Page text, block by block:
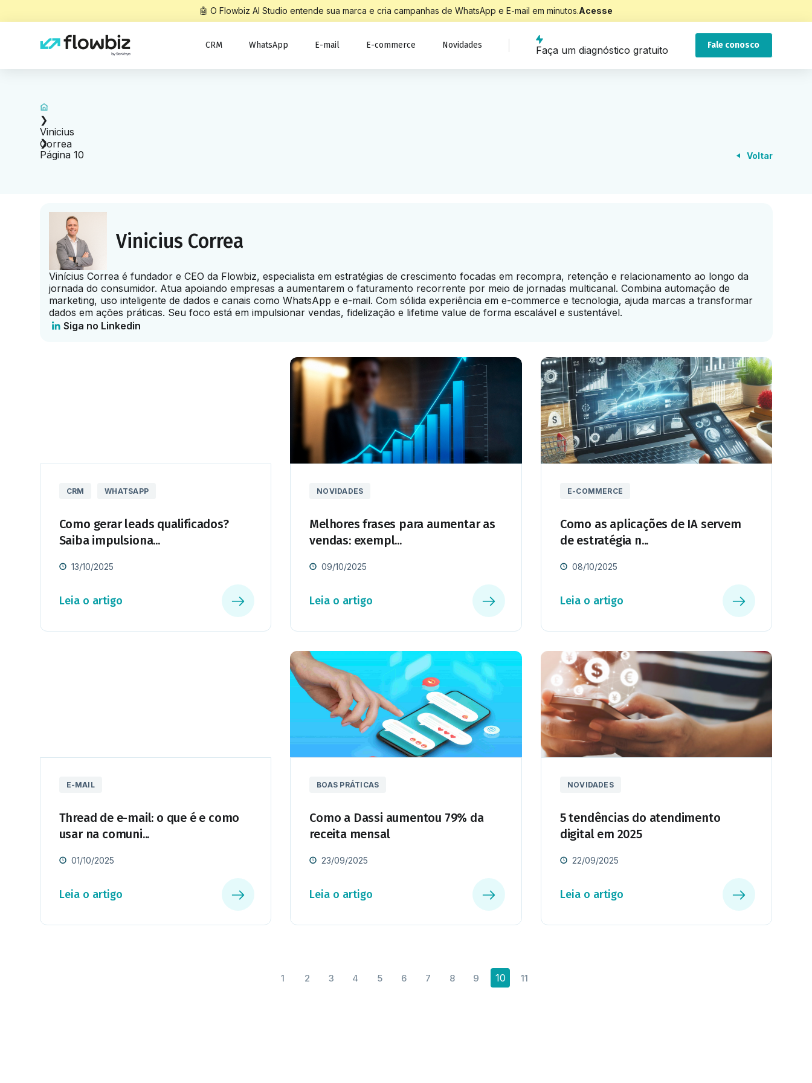
🤖 O Flowbiz AI Studio entende sua marca e cria campanhas de WhatsApp e E-mail em minutos.Acesse
CRM WhatsApp E-mail E-commerce Novidades Faça um diagnóstico gratuito Fale conosco
Início
❯
Vinicius
Correa
❯
Página 10
Voltar
Vinicius Correa
Vinícius Correa é fundador e CEO da Flowbiz, especialista em estratégias de crescimento focadas em recompra, retenção e relacionamento ao longo da
jornada do consumidor. Atua apoiando empresas a aumentarem o faturamento recorrente por meio de jornadas multicanal. Combina automação de
marketing, uso inteligente de dados e canais como WhatsApp e e-mail. Com sólida experiência em e-commerce e tecnologia, ajuda marcas a transformar
dados em ações práticas. Seu foco está em impulsionar vendas, fidelização e lifetime value de forma escalável e sustentável.
Siga no Linkedin
CRM WHATSAPP
Como gerar leads qualificados?
Saiba impulsiona...
13/10/2025
Leia o artigo
NOVIDADES
Melhores frases para aumentar as
vendas: exempl...
09/10/2025
Leia o artigo
E-COMMERCE
Como as aplicações de IA servem
de estratégia n...
08/10/2025
Leia o artigo
E-MAIL
Thread de e-mail: o que é e como
usar na comuni...
01/10/2025
Leia o artigo
BOAS PRÁTICAS
Como a Dassi aumentou 79% da
receita mensal
23/09/2025
Leia o artigo
NOVIDADES
5 tendências do atendimento
digital em 2025
22/09/2025
Leia o artigo
1 2 3 4 5 6 7 8 9 10 11